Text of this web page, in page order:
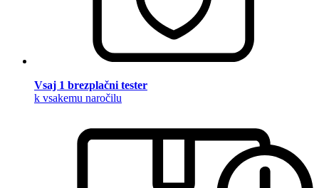
Vsaj 1 brezplačni tester
k vsakemu naročilu